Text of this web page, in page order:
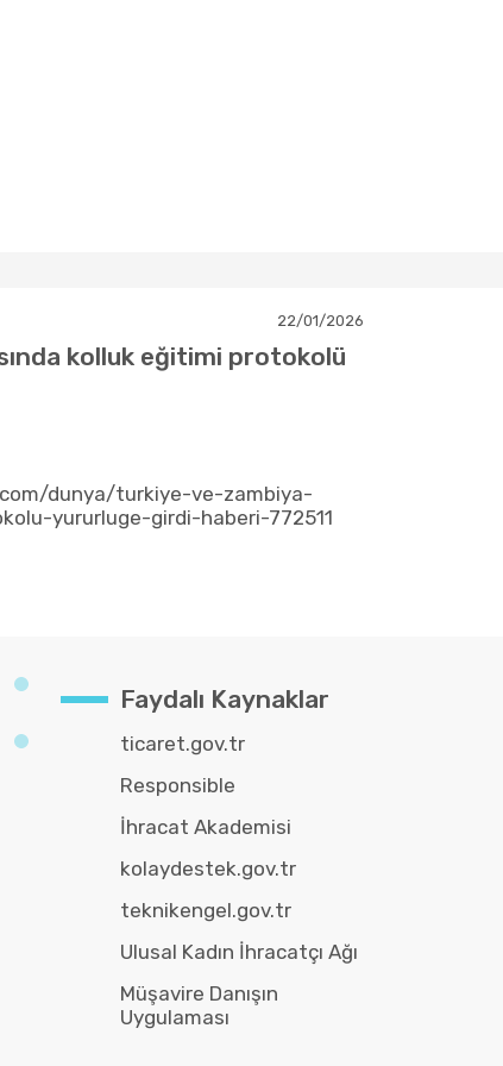
22/01/2026
kolluk eğitimi protokolü
dunya/turkiye-ve-zambiya-
yururluge-girdi-haberi-772511
Faydalı Kaynaklar
ticaret.gov.tr
Responsible
İhracat Akademisi
kolaydestek.gov.tr
teknikengel.gov.tr
Ulusal Kadın İhracatçı Ağı
Müşavire Danışın
Uygulaması